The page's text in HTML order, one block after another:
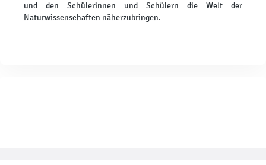
und den Schülerinnen und Schülern die Welt der
Naturwissenschaften näherzubringen.